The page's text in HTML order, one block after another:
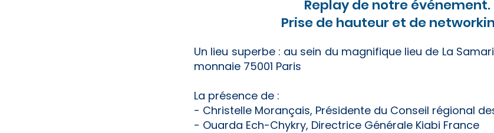
Replay de notre événement.
Prise de hauteur et de
Un lieu superbe : au sein du magnifique lieu de La
monnaie 75001 Paris
La présence de :
- Christelle Morançais, Présidente du Conseil régional
- Ouarda Ech-Chykry, Directrice Générale Kiabi France​